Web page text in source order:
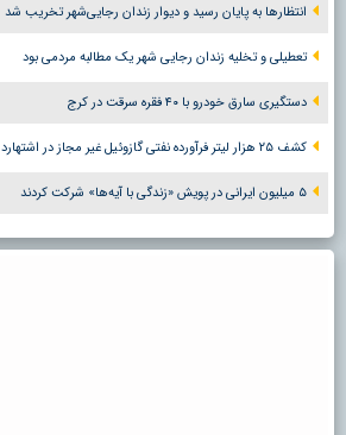
انتظارها به پایان رسید و دیوار زندان رجایی‌شهر تخریب شد
تعطیلی و تخلیه زندان رجایی شهر یک مطالبه مردمی بود
دستگیری سارق خودرو با ۴۰ فقره سرقت در کرج
کشف ۲۵ هزار لیتر فرآورده نفتی گازوئیل غیر مجاز در اشتهارد
۵ میلیون ایرانی در پویش «زندگی با آیه‌ها» شرکت کردند